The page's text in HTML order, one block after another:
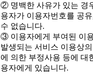
② 명백한 사유가 있는 경
용자가 이용자번호를 공
수 없습니다.
③ 이용자에게 부여된 이
발생되는 서비스 이용상
에 의한 부정사용 등에 대
용자에게 있습니다.